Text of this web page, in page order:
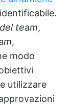
team,
,
modo
utilizzare